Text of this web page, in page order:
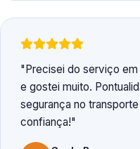
Precisei do serviço em
e gostei muito.
segurança no
confiança!